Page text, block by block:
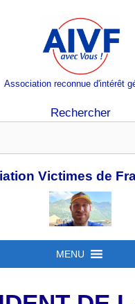
Association reconnue d'intérêt
Rechercher
Victimes de
MENU